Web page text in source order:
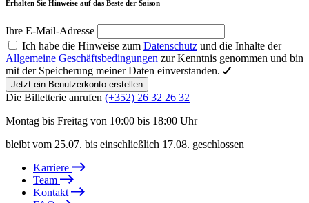
Erhalten Sie Hinweise auf das Beste der Saison
Ihre E-Mail-Adresse
Ich habe die Hinweise zum Datenschutz und die Inhalte der
Allgemeine Geschäftsbedingungen zur Kenntnis genommen und bin
mit der Speicherung meiner Daten einverstanden.
Jetzt ein Benutzerkonto erstellen
Die Billetterie anrufen (+352) 26 32 26 32
Montag bis Freitag von 10:00 bis 18:00 Uhr
bleibt vom 25.07. bis einschließlich 17.08. geschlossen
Karriere
Team
Kontakt